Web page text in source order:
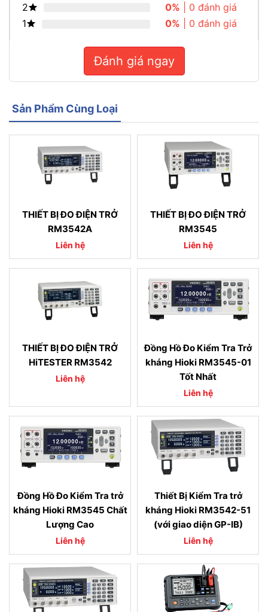
2
0% | 0 đánh giá
1
0% | 0 đánh giá
Đánh giá ngay
Sản Phẩm Cùng Loại
THIẾT BỊ ĐO ĐIỆN TRỞ
RM3542A
Liên hệ
THIẾT BỊ ĐO ĐIỆN TRỞ
RM3545
Liên hệ
THIẾT BỊ ĐO ĐIỆN TRỞ
HiTESTER RM3542
Liên hệ
Đồng Hồ Đo Kiểm Tra Trở
kháng Hioki RM3545-01
Tốt Nhất
Liên hệ
Đồng Hồ Đo Kiểm Tra trở
kháng Hioki RM3545 Chất
Lượng Cao
Liên hệ
Thiết Bị Kiểm Tra trở
kháng Hioki RM3542-51
(với giao diện GP-IB)
Liên hệ